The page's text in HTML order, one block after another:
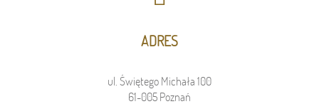
ADRES
ul. Świętego Michała 100
61-005 Poznań